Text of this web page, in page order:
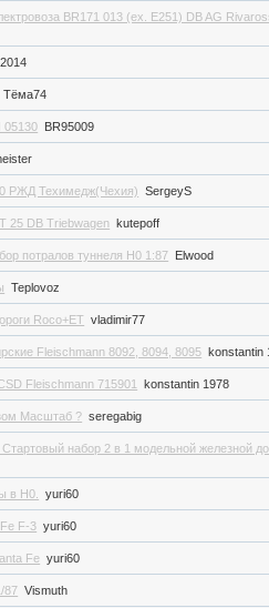
BR171 013 (ex. E251) DB AG
Тёма74
05130 BR95009
РЖД Техимедж(Чехия) SergeyS
25 DB Triebwagen kutepoff
потралов туннеля H0 1:87 Elwood
Teplovoz
Roco+ET vladimir77
Fleischmann 8092, 8094, 8095 konstantin
Fleischmann 715901 konstantin 1978
Масштаб ? seregabig
набор 2 в 1 модельной железной
в Н0. yuri60
F-3 yuri60
Fe yuri60
87 Vismuth